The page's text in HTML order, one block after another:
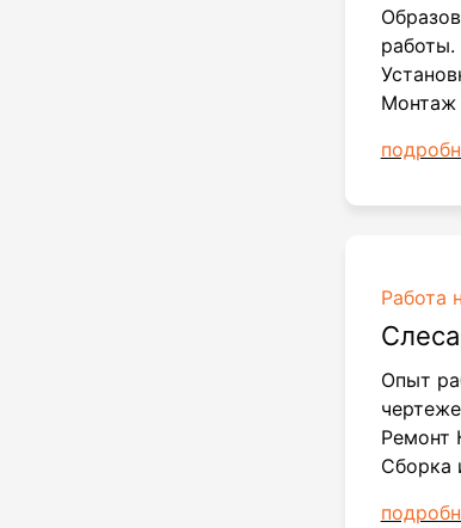
работы.
Монтаж
Работа
Опыт
Ремонт
Сборка